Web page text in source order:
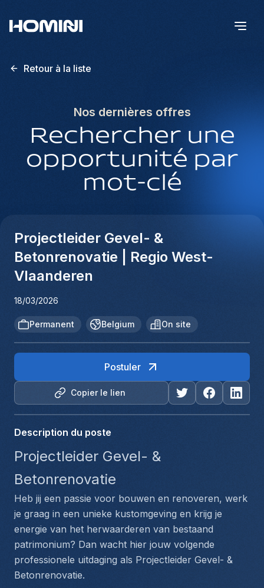
Retour à la liste
Nos dernières offres
Rechercher une
opportunité par
mot-clé
Projectleider Gevel- &
Betonrenovatie | Regio West-
Vlaanderen
18/03/2026
Permanent Belgium On site
Copier le lien
Postuler
Description du poste
Projectleider Gevel- &
Betonrenovatie
Heb jij een passie voor bouwen en renoveren, werk
je graag in een unieke kustomgeving en krijg je
energie van het herwaarderen van bestaand
patrimonium? Dan wacht hier jouw volgende
professionele uitdaging als Projectleider Gevel- &
Betonrenovatie.